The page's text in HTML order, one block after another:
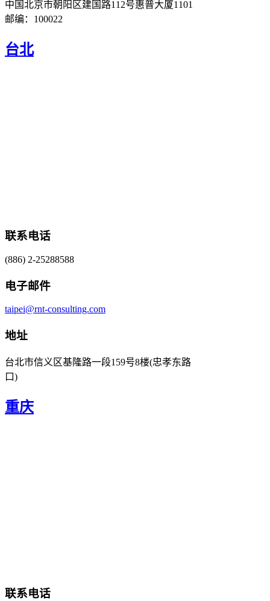
中国北京市朝阳区建国路112号惠普大厦1101
邮编：100022
台北
联系电话
(886) 2-25288588
电子邮件
taipei@rnt-consulting.com
地址
台北市信义区基隆路一段159号8楼(忠孝东路
口)
重庆
联系电话